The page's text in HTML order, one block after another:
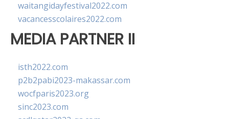
waitangidayfestival2022.com
vacancesscolaires2022.com
MEDIA PARTNER II
isth2022.com
p2b2pabi2023-makassar.com
wocfparis2023.org
sinc2023.com